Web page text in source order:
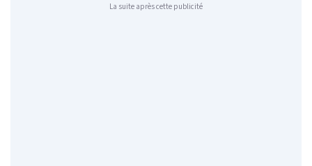
La suite après cette publicité